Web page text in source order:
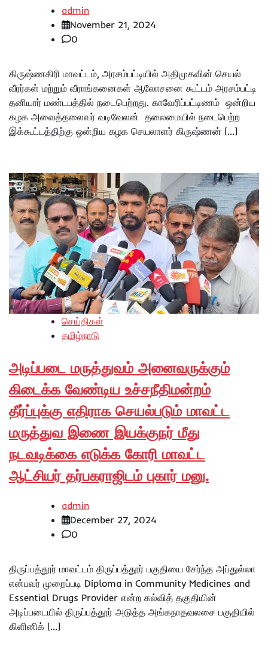
admin
November 21, 2024
0
கிருஷ்ணகிரி மாவட்டம், அரசம்பட்டியில் அதிமுகவின் செயல்
வீரர்கள் மற்றும் வீராங்கனைகள் ஆலோசனை கூட்டம் அரசம்பட்டி
தனியார் மண்டபத்தில் நடைபெற்றது. காவேரிப்பட்டிணம் ஒன்றிய
கழக அவைத்தலைவர் வடிவேலன் தலைமையில் நடைபெற்ற
இக்கூட்டத்திற்கு ஒன்றிய கழக செயலாளர் கிருஷ்ணன் […]
செய்திகள்
தமிழ்நாடு
அடிப்படை மருத்துவம் அனைவருக்கும்
கிடைக்க வேண்டிய உச்சநீதிமன்றம்
தீர்ப்புக்கு எதிராக செயல்படும் மாவட்ட
மருத்துவ இணை இயக்குநர் மீது
நடவடிக்கை எடுக்க கோரி மாவட்ட
ஆட்சியர் தர்பகராஜிடம் புகார் மனு.
admin
December 27, 2024
0
திருப்பத்தூர் மாவட்டம் திருப்பத்தூர் பகுதியை சேர்ந்த அப்துல்லா
என்பவர் முறைப்படி Diploma in Community Medicines and
Essential Drugs Provider என்ற கல்வித் தகுதியின்
அடிப்படையில் திருப்பத்தூர் அடுத்த அங்கநாதவலசை பகுதியில்
கிளினிக் […]